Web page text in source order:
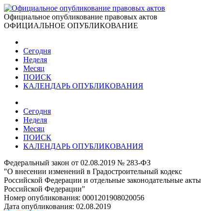
Официальное опубликование правовых актов
ОФИЦИАЛЬНОЕ ОПУБЛИКОВАНИЕ
Сегодня
Неделя
Месяц
ПОИСК
КАЛЕНДАРЬ ОПУБЛИКОВАНИЯ
Сегодня
Неделя
Месяц
ПОИСК
КАЛЕНДАРЬ ОПУБЛИКОВАНИЯ
Федеральный закон от 02.08.2019 № 283-ФЗ
"О внесении изменений в Градостроительный кодекс
Российской Федерации и отдельные законодательные акты
Российской Федерации"
Номер опубликования: 0001201908020056
Дата опубликования: 02.08.2019